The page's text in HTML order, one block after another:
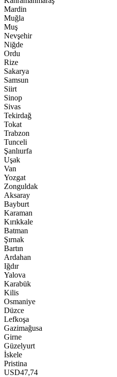
Mardin
Muğla
Muş
Nevşehir
Niğde
Ordu
Rize
Sakarya
Samsun
Siirt
Sinop
Sivas
Tekirdağ
Tokat
Trabzon
Tunceli
Şanlıurfa
Uşak
Van
Yozgat
Zonguldak
Aksaray
Bayburt
Karaman
Kırıkkale
Batman
Şırnak
Bartın
Ardahan
Iğdır
Yalova
Karabük
Kilis
Osmaniye
Düzce
Lefkoşa
Gazimağusa
Girne
Güzelyurt
İskele
Pristina
USD47,74